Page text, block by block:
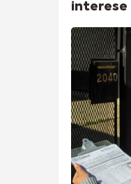
interese